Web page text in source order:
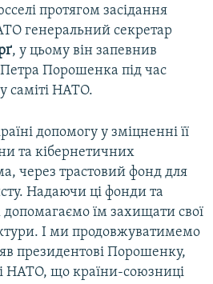
протягом засідання
генеральний секретар
, у цьому він запевнив
Порошенка під час
саміті НАТО.
допомогу у зміцненні її
та кібернетичних
через трастовий фонд для
Надаючи ці фонди та
їм захищати свої
І ми продовжуватимемо
президентові Порошенку,
НАТО, що країни-союзниці